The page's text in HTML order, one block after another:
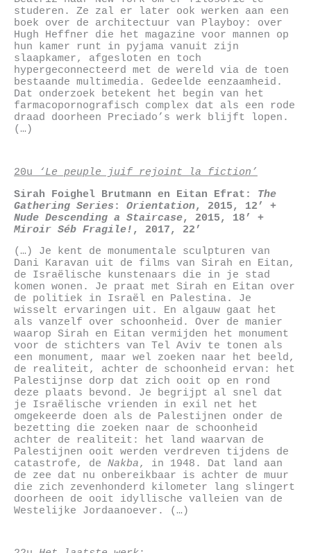
studeren. Ze zal er later ook werken aan een
boek over de architectuur van Playboy: over
Hugh Heffner die het magazine voor mannen op
hun kamer runt in pyjama vanuit zijn
slaapkamer, afgesloten en toch
hypergeconnecteerd met de wereld via de toen
bestaande multimedia. Gedeelde eenzaamheid.
Dat onderzoek betekent het begin van het
farmacopornografisch complex dat als een rode
draad doorheen Preciado’s werk blijft lopen.
(…)
20u
‘Le peuple juif rejoint la fiction’
Sirah Foighel Brutmann en Eitan Efrat :
The
Gathering Series : Orientation, 2015, 12’ +
Nude Descending a Staircase, 2015, 18’ +
Miroir Séb Fragile! , 2017, 22’
(…) Je kent de monumentale sculpturen van
Dani Karavan uit de films van Sirah en Eitan,
de Israëlische kunstenaars die in je stad
komen wonen. Je praat met Sirah en Eitan over
de politiek in Israël en Palestina. Je
wisselt ervaringen uit. En algauw gaat het
als vanzelf over schoonheid. Over de manier
waarop Sirah en Eitan vermijden het monument
voor de stichters van Tel Aviv te tonen als
een monument, maar wel zoeken naar het beeld,
de realiteit, achter de schoonheid ervan: het
Palestijnse dorp dat zich ooit op en rond
deze plaats bevond. Je begrijpt al snel dat
je Israëlische vrienden in exil net het
omgekeerde doen als de Palestijnen onder de
bezetting die zoeken naar de schoonheid
achter de realiteit: het land waarvan de
Palestijnen ooit werden verdreven tijdens de
catastrofe, de Nakba, in 1948. Dat land aan
de zee dat nu onbereikbaar is achter de muur
die zich zevenhonderd kilometer lang slingert
doorheen de ooit idyllische valleien van de
Westelijke Jordaanoever. (…)